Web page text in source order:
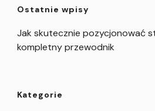
Ostatnie wpisy
Jak skutecznie pozycjonować
kompletny przewodnik
Kategorie